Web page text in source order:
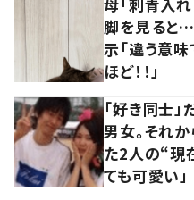
脚を見ると
示「違う意味
ほど！！」
「好き同士
男女。それ
た2人の“現
ても可愛い」